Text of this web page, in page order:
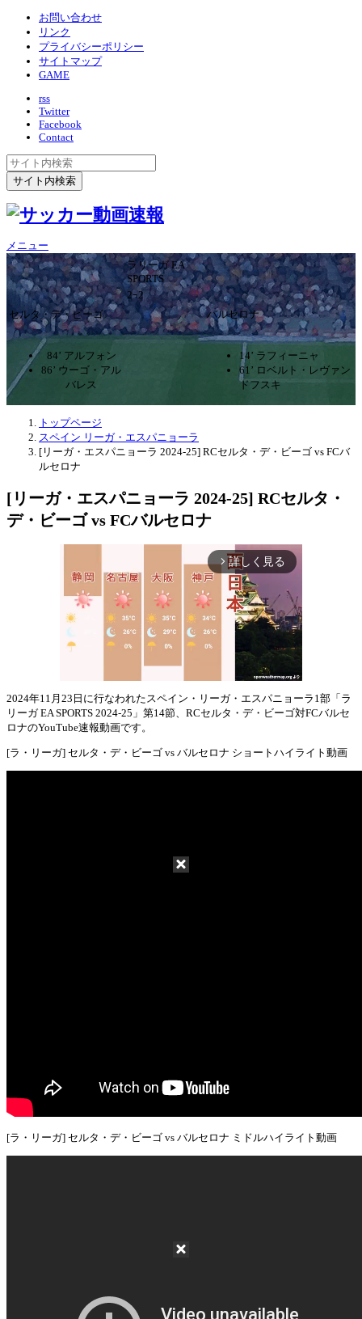
お問い合わせ
リンク
プライバシーポリシー
サイトマップ
GAME
rss
Twitter
Facebook
Contact
メニュー
ラリーガ EA
SPORTS
2ｰ2
セルタ・デ・ビーゴ
バルセロナ
84’ アルフォン
86’ ウーゴ・アル
バレス
14’ ラフィーニャ
61’ ロベルト・レヴァン
ドフスキ
トップページ
スペイン リーガ・エスパニョーラ
[リーガ・エスパニョーラ 2024-25] RCセルタ・デ・ビーゴ vs FCバ
ルセロナ
[リーガ・エスパニョーラ 2024-25] RCセルタ・
デ・ビーゴ vs FCバルセロナ
arrow_forward_ios 詳しく見る
2024年11月23日に行なわれたスペイン・リーガ・エスパニョーラ1部「ラ
リーガ EA SPORTS 2024-25」第14節、RCセルタ・デ・ビーゴ対FCバルセ
ロナのYouTube速報動画です。
[ラ・リーガ] セルタ・デ・ビーゴ vs バルセロナ ショートハイライト動画
[ラ・リーガ] セルタ・デ・ビーゴ vs バルセロナ ミドルハイライト動画